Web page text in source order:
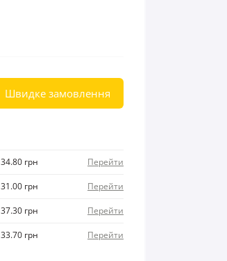
Швидке замовлення
34.80 грн Перейти
31.00 грн Перейти
37.30 грн Перейти
33.70 грн Перейти